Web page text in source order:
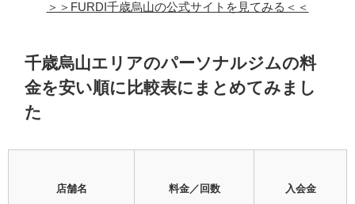
＞＞FURDI千歳烏山の公式サイトを見てみる＜＜
千歳烏山エリアのパーソナルジムの料
金を安い順に比較表にまとめてみまし
た
店舗名 料金／回数 入会金